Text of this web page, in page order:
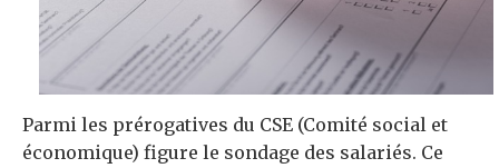
Parmi les prérogatives du CSE (Comité social et
économique) figure le sondage des salariés. Ce